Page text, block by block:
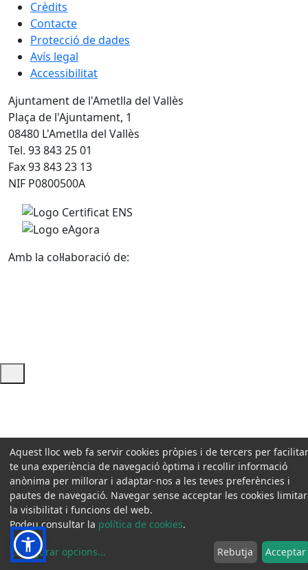
Crèdits
Contacte
Protecció de dades
Avís legal
Accessibilitat
Ajuntament de l'Ametlla del Vallès
Plaça de l'Ajuntament, 1
08480 L'Ametlla del Vallès
Tel. 93 843 25 01
Fax 93 843 23 13
NIF P0800500A
Amb la col·laboració de:
Ajuda i accés ràpid
Aquest lloc web fa servir cookies pròpies i de tercers per
te una experiència de navegació òptima i recollir informació
anònima per millorar i adaptar-nos a les teves preferències i
pautes de navegació. Navegar sense acceptar les cookies
la visibilitat i funcions del web.
Podeu consultar la política de cookies.
Configurar opcions... Rebutja Acceptar